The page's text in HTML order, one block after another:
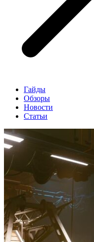
Гайды
Обзоры
Новости
Статьи